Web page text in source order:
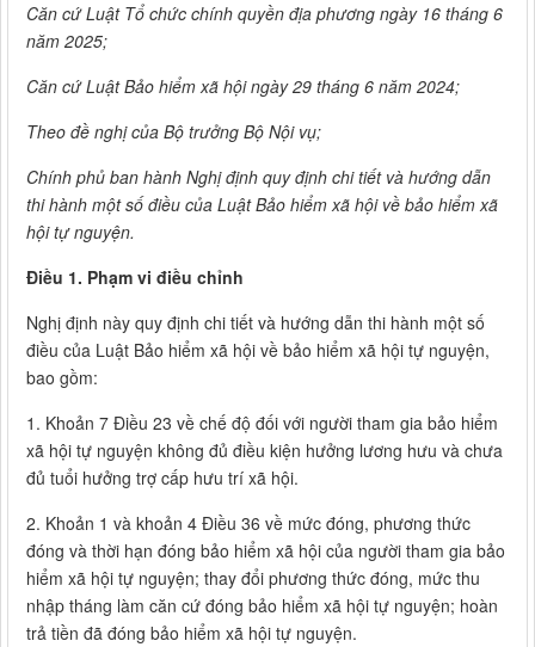
Căn cứ Luật Tổ chức chính quyền địa phương ngày 16 tháng 6
năm 2025;
Căn cứ Luật Bảo hiểm xã hội ngày 29 tháng 6 năm 2024;
Theo đề nghị của Bộ trưởng Bộ Nội vụ;
Chính phủ ban hành Nghị định quy định chitiết và hướng dẫn
thihành một sốđiều của Luật Bảo hiểm xã hội về bảo hiểm xã
hội tự nguyện.
Điều 1. Phạm vi điều chỉnh
Nghị định này quy định chi tiết và hướng dẫn thi hành một số
điều của Luật Bảo hiểm xã hội về bảo hiểm xã hội tự nguyện,
bao gồm:
1. Khoản 7 Điều 23 về chế độ đối với người tham gia bảo hiểm
xã hội tự nguyện không đủ điều kiện hưởng lương hưu và chưa
đủ tuổi hưởng trợ cấp hưu trí xã hội.
2. Khoản 1 và khoản 4 Điều 36 về mức đóng, phương thức
đóng và thời hạn đóng bảo hiểm xã hội của người tham gia bảo
hiểm xã hội tự nguyện; thay đổi phương thức đóng, mức thu
nhập tháng làm căn cứ đóng bảo hiểm xã hội tự nguyện; hoàn
trả tiền đã đóng bảo hiểm xã hội tự nguyện.